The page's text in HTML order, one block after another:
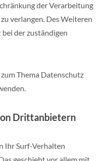
der Verarbeitung
verlangen. Des Weiteren
der zuständigen
Thema Datenschutz
Dritt­anbietern
Ihr Surf-Verhalten